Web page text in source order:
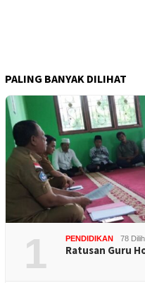
PALING BANYAK DILIHAT
1 PENDIDIKAN 78
Ratusan Guru